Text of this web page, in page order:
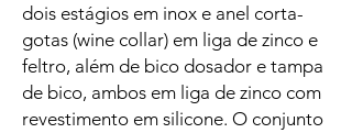
dois estágios em inox e anel corta-
gotas (wine collar) em liga de zinco e
feltro, além de bico dosador e tampa
de bico, ambos em liga de zinco com
revestimento em silicone. O conjunto